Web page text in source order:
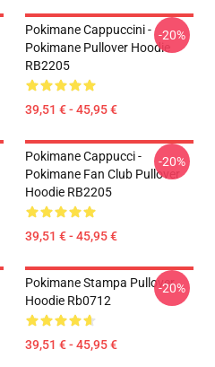
Pokimane Cappuccini -
Pokimane Pullover Hoodie
RB2205
39,51 € - 45,95 €
-20%
Pokimane Cappucci -
Pokimane Fan Club Pullover
Hoodie RB2205
39,51 € - 45,95 €
-20%
Pokimane Stampa Pullover
Hoodie Rb0712
39,51 € - 45,95 €
-20%